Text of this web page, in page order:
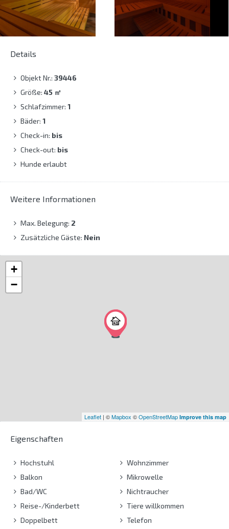
Details
Objekt Nr.: 39446
Größe: 45 ㎡
Schlafzimmer: 1
Bäder: 1
Check-in: bis
Check-out: bis
Hunde erlaubt
Weitere Informationen
Max. Belegung: 2
Zusätzliche Gäste: Nein
+
−
Leaflet | ©Mapbox ©OpenStreetMap Improve this map
Eigenschaften
Hochstuhl
Balkon
Bad/WC
Reise-/Kinderbett
Doppelbett
Wohnzimmer
Mikrowelle
Nichtraucher
Tiere willkommen
Telefon